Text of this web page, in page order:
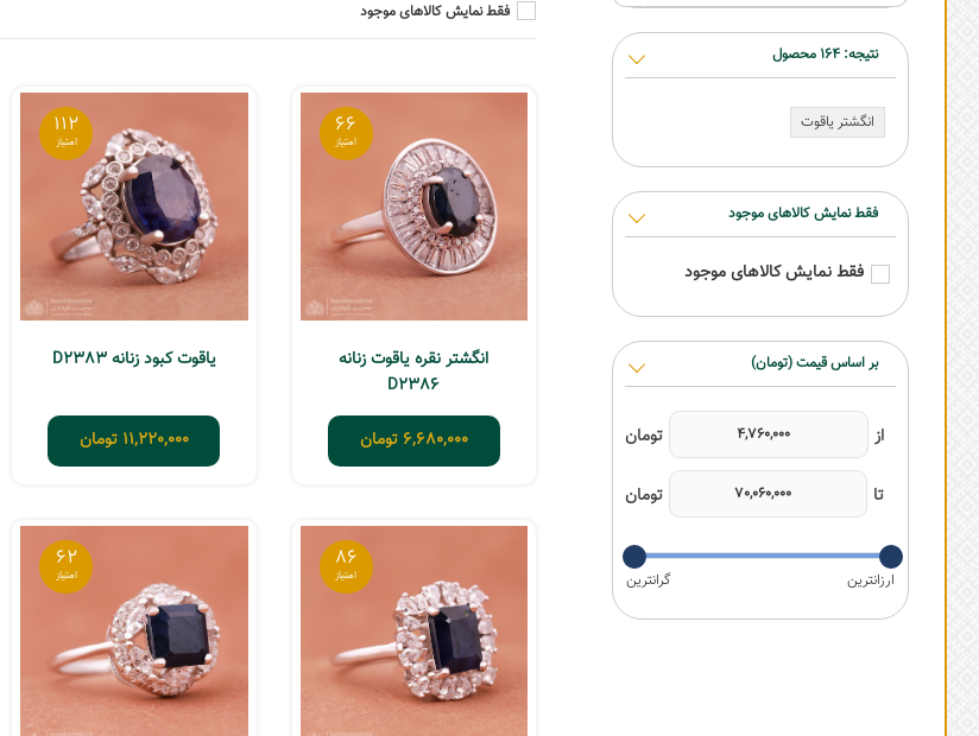
فقط نمایش کالاهای موجود
66
انگشتر نقره یاقوت زنانه
D2386
6,680,000 تومان
112
یاقوت کبود زنانه D2383
11,220,000 تومان
86
62
نتیجه: 164 محصول
انگشتر یاقوت
فقط نمایش کالاهای موجود
فقط نمایش کالاهای موجود
بر اساس قیمت (تومان)